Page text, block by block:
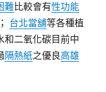
難比較會有性功能
台北當舖等各種植
和二氧化碳目前中
隔熱紙之優良高雄